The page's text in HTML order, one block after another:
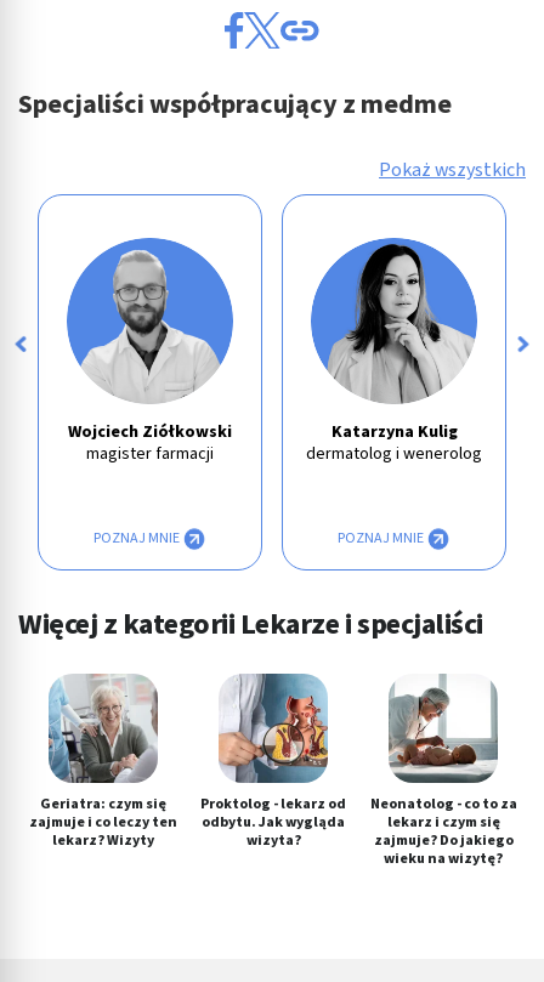
Specjaliści współpracujący z medme
Pokaż wszystkich
Wojciech Ziółkowski
magister farmacji
POZNAJ MNIE
Katarzyna Kulig
dermatolog i wenerolog
POZNAJ MNIE
Więcej z kategorii Lekarze i specjaliści
Geriatra: czym się
zajmuje i co leczy ten
lekarz? Wizyty
Proktolog - lekarz od
odbytu. Jak wygląda
wizyta?
Neonatolog - co to za
lekarz i czym się
zajmuje? Do jakiego
wieku na wizytę?